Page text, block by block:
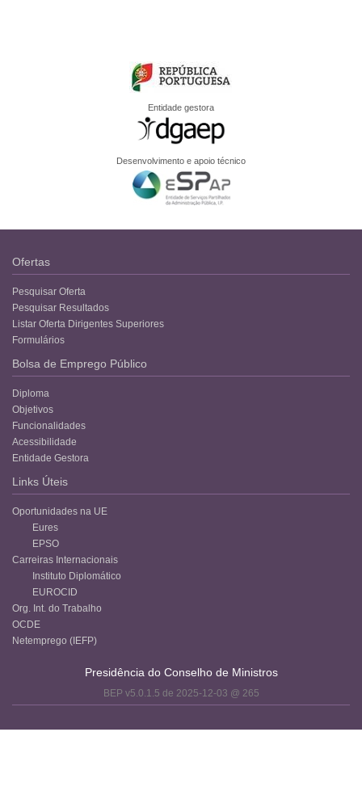
Entidade gestora
Desenvolvimento e apoio técnico
Ofertas
Pesquisar Oferta
Pesquisar Resultados
Listar Oferta Dirigentes Superiores
Formulários
Bolsa de Emprego Público
Diploma
Objetivos
Funcionalidades
Acessibilidade
Entidade Gestora
Links Úteis
Oportunidades na UE
Eures
EPSO
Carreiras Internacionais
Instituto Diplomático
EUROCID
Org. Int. do Trabalho
OCDE
Netemprego (IEFP)
Presidência do Conselho de Ministros
BEP v5.0.1.5 de 2025-12-03 @ 265